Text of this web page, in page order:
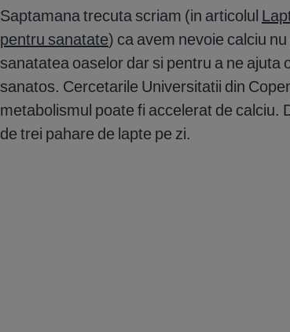
Saptamana trecuta scriam (in articolul
pentru sanatate) ca avem nevoie calciu
sanatatea oaselor dar si pentru a ne ajuta
sanatos. Cercetarile Universitatii din
metabolismul poate fi accelerat de calciu.
de trei pahare de lapte pe zi.